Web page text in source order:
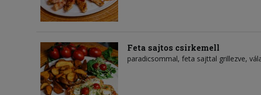
Feta sajtos csirkemell
paradicsommal, feta sajttal grillezve,